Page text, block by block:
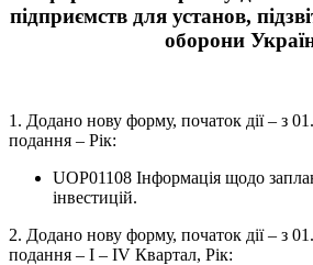
підприємств для установ,
оборони
1. Додано нову форму, початок дії – з
подання – Рік:
UOP01108 Інформація щодо
інвестицій.
2. Додано нову форму, початок дії – з
подання – І – ІV Квартал, Рік: